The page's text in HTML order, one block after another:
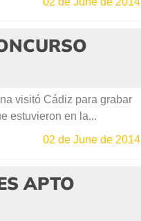
visitó Cádiz para grabar
estuvieron en la...
02 de June de 2014
APTO